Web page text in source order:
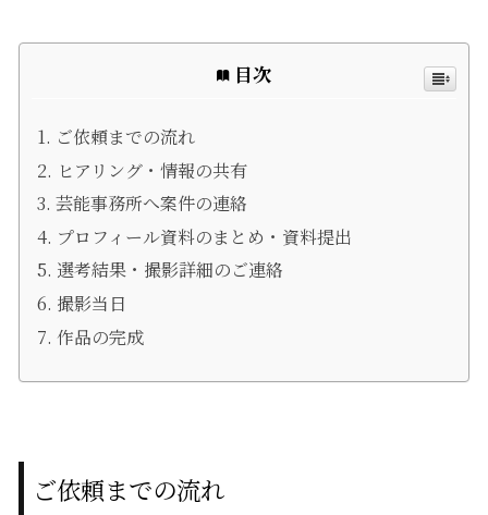
目次
ご依頼までの流れ
ヒアリング・情報の共有
芸能事務所へ案件の連絡
プロフィール資料のまとめ・資料提出
選考結果・撮影詳細のご連絡
撮影当日
作品の完成
ご依頼までの流れ